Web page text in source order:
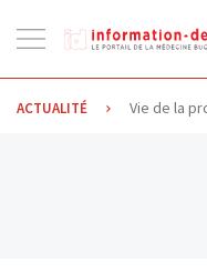
la
navigation
ACTUALITÉ Vie de la